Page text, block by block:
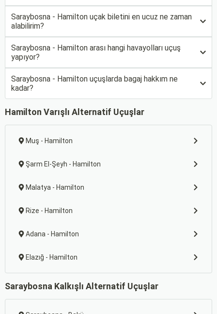
Saraybosna - Hamilton uçak biletini en ucuz ne zaman
alabilirim?
Saraybosna - Hamilton arası hangi havayolları uçuş
yapıyor?
Saraybosna - Hamilton uçuşlarda bagaj hakkım ne
kadar?
Hamilton Varışlı Alternatif Uçuşlar
Muş - Hamilton
Şarm El-Şeyh - Hamilton
Malatya - Hamilton
Rize - Hamilton
Adana - Hamilton
Elazığ - Hamilton
Saraybosna Kalkışlı Alternatif Uçuşlar